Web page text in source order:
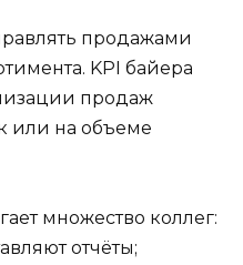
продажами
KPI байера
продаж
или на объеме
множество коллег:
отчёты;